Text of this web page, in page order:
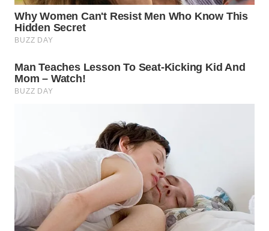
WN
MANDALIKA
WN
LIKUPANG
BORNEO
Media
Group